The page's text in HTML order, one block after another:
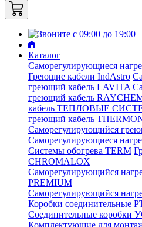
Каталог
Саморегулирующиеся
Греющие кабели IndAstro
греющий кабель LAVITA
греющий кабель
кабель ТЕПЛОВЫЕ
греющий кабель
Саморегулирующийся
Саморегулирующиеся
Системы обогрева TERM
CHROMALOX
Саморегулирующийся
PREMIUM
Саморегулирующийся
Коробки соединительные
Соединительные коробки
Комплектующие для